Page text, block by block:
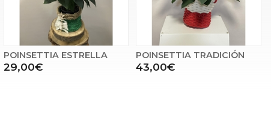
POINSETTIA ESTRELLA
29,00€
POINSETTIA TRADICIÓN
43,00€